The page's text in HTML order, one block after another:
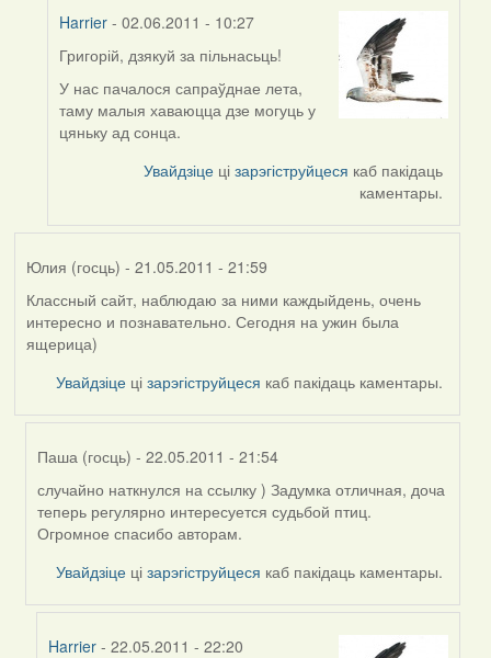
Harrier- 02.06.2011 - 10:27
In
reply
to
by
Григорій, дзякуй за пільнасьць!
У нас пачалося сапраўднае лета,
таму малыя хаваюцца дзе могуць у
цяньку ад сонца.
Увайдзіце цізарэгіструйцеся каб пакідаць
каментары.
Юлия (госць) - 21.05.2011 - 21:59
Классный сайт, наблюдаю за ними каждыйдень, очень
интересно и познавательно. Сегодня на ужин была
ящерица)
Увайдзіце цізарэгіструйцеся каб пакідаць каментары.
Паша (госць) - 22.05.2011 - 21:54
In
reply
to
(госць)
случайно наткнулся на ссылку ) Задумка отличная, доча
теперь регулярно интересуется судьбой птиц.
Огромное спасибо авторам.
Увайдзіце цізарэгіструйцеся каб пакідаць каментары.
Harrier - 22.05.2011 - 22:20